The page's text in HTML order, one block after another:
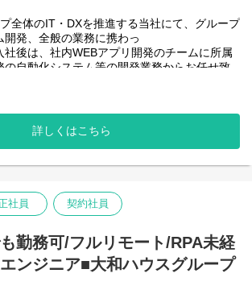
と、最上流から変革を進めていくことが可能
的な技術仕様＞
定義、基本設計、詳細設計、実装、テス
作業を一気通貫で担当していただきます。
でをお任せします。
全体のIT・DXを推進する当社にて、グループ
発、全般の業務に携わっ
社後は、社内WEBアプリ開発のチームに所属
の自動化システム等の開発業務からお任せ致
義から設計、運用まで全般を行い、早い段階
トとして、技術面からメンバーを引っ張って
しています。
進める中、AIを使って新たな価値を生む仕
ハウスグループ全体＞
社、グループ従業員数(正社員のみ)48,831
ムを担っています。
体になりますが、売上好調かつDX推進の優先
詳しくはこちら
社員 契約社員
も勤務可/フルリモート/RPA未経
ンジニア■大和ハウスグループ